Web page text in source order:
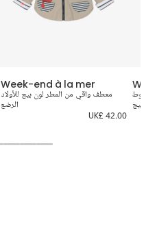
Week-end à la mer
معطف واقي من المطر لون بيج للأولاد
الرضع
UK£ 42.00
بخطوط
بيج